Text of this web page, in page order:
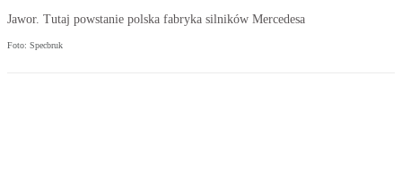
Jawor. Tutaj powstanie polska fabryka silników Mercedesa
Foto: Specbruk